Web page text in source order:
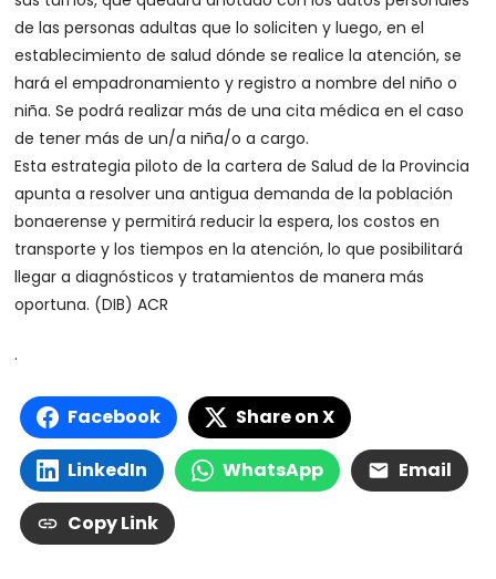
de las personas adultas que lo soliciten y luego, en el
establecimiento de salud dónde se realice la atención, se
hará el empadronamiento y registro a nombre del niño o
niña. Se podrá realizar más de una cita médica en el caso
de tener más de un/a niña/o a cargo.
Esta estrategia piloto de la cartera de Salud de la Provincia
apunta a resolver una antigua demanda de la población
bonaerense y permitirá reducir la espera, los costos en
transporte y los tiempos en la atención, lo que posibilitará
llegar a diagnósticos y tratamientos de manera más
oportuna. (DIB) ACR
.
Facebook Share on X
LinkedIn WhatsApp Email
Copy Link